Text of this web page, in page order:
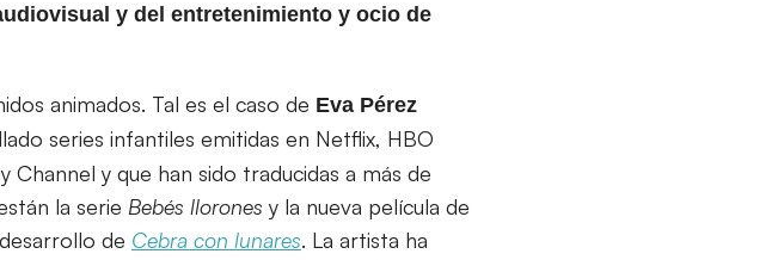
y del entretenimiento y ocio de
animados. Tal es el caso de Eva Pérez
series infantiles emitidas en Netflix, HBO
y que han sido traducidas a más de
la serie Bebés llorones y la nueva película de
de Cebra con lunares. La artista ha